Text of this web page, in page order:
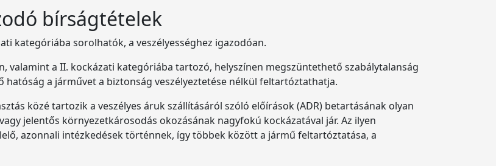
bírságtételek
kategóriába sorolhatók, a veszélyességhez igazodóan.
valamint a II. kockázati kategóriába tartozó, helyszínen megszüntethető szabálytalanság
hatóság a járművet a biztonság veszélyeztetése nélkül feltartóztathatja.
közé tartozik a veszélyes áruk szállításáról szóló előírások (ADR) betartásának olyan
jelentős környezetkárosodás okozásának nagyfokú kockázatával jár. Az ilyen
azonnali intézkedések történnek, így többek között a jármű feltartóztatása, a